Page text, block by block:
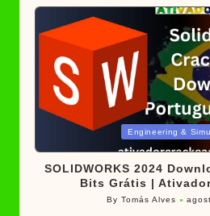
Engineering &
SOLIDWORKS 2024
Bits Grátis |
Posted
ByTomás Alves